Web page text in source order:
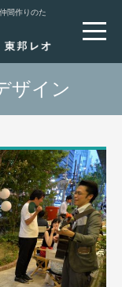
間作りのた
ザイン